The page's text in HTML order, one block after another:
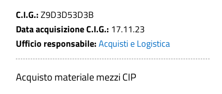
C.I.G.:Z9D3D53D3B
Data acquisizione C.I.G.: 17.11.23
Ufficio responsabile:Acquisti e Logistica
Acquisto materiale mezzi CIP